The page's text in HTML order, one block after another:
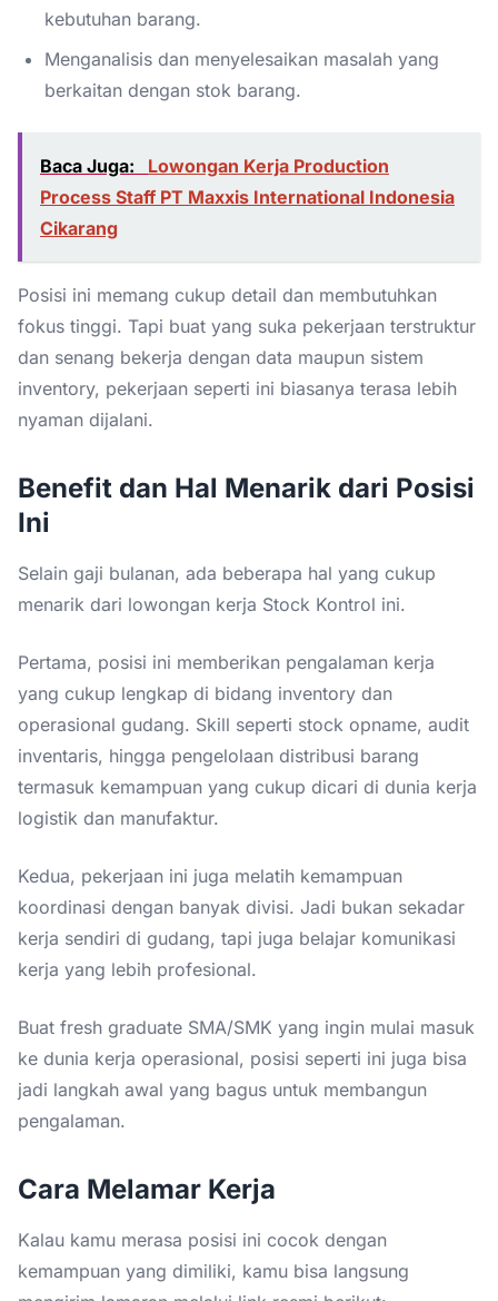
kebutuhan barang.
Menganalisis dan menyelesaikan masalah yang
berkaitan dengan stok barang.
Baca Juga:
Lowongan Kerja Production
Process Staff PT Maxxis International Indonesia
Cikarang
Posisi ini memang cukup detail dan membutuhkan
fokus tinggi. Tapi buat yang suka pekerjaan terstruktur
dan senang bekerja dengan data maupun sistem
inventory, pekerjaan seperti ini biasanya terasa lebih
nyaman dijalani.
Benefit dan Hal Menarik dari Posisi
Ini
Selain gaji bulanan, ada beberapa hal yang cukup
menarik dari lowongan kerja Stock Kontrol ini.
Pertama, posisi ini memberikan pengalaman kerja
yang cukup lengkap di bidang inventory dan
operasional gudang. Skill seperti stock opname, audit
inventaris, hingga pengelolaan distribusi barang
termasuk kemampuan yang cukup dicari di dunia kerja
logistik dan manufaktur.
Kedua, pekerjaan ini juga melatih kemampuan
koordinasi dengan banyak divisi. Jadi bukan sekadar
kerja sendiri di gudang, tapi juga belajar komunikasi
kerja yang lebih profesional.
Buat fresh graduate SMA/SMK yang ingin mulai masuk
ke dunia kerja operasional, posisi seperti ini juga bisa
jadi langkah awal yang bagus untuk membangun
pengalaman.
Cara Melamar Kerja
Kalau kamu merasa posisi ini cocok dengan
kemampuan yang dimiliki, kamu bisa langsung